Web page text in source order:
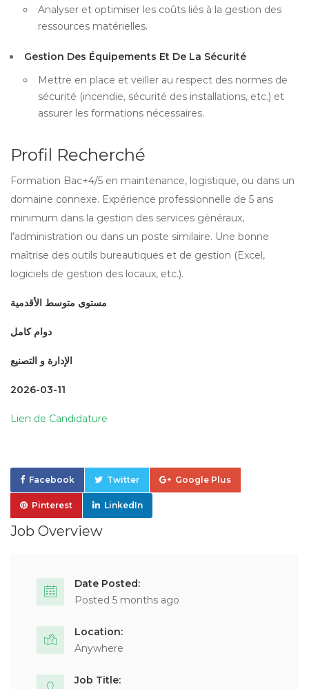
Analyser et optimiser les coûts liés à la gestion des
ressources matérielles.
Gestion Des Équipements Et De La Sécurité
Mettre en place et veiller au respect des normes de
sécurité (incendie, sécurité des installations, etc.) et
assurer les formations nécessaires.
Profil Recherché
Formation Bac+4/5 en maintenance, logistique, ou dans un
domaine connexe. Expérience professionnelle de 5 ans
minimum dans la gestion des services généraux,
l’administration ou dans un poste similaire. Une bonne
maîtrise des outils bureautiques et de gestion (Excel,
logiciels de gestion des locaux, etc.).
مستوى متوسط الأقدمية
دوام كامل
الإدارة و التصنيع
2026-03-11
Lien de Candidature
Facebook Twitter Google Plus
Pinterest LinkedIn
Job Overview
Date Posted:
Posted 5 months ago
Location:
Anywhere
Job Title: